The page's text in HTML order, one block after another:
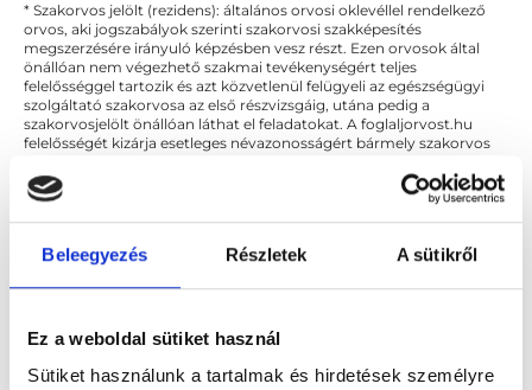
Beleegyezés Részletek A sütikről
Ez a weboldal sütiket használ
Sütiket használunk a tartalmak és hirdetések személyre
* Szakorvos jelölt (rezidens): általános orvosi oklevéllel rendelkező
orvos, aki jogszabályok szerinti szakorvosi szakképesítés
megszerzésére irányuló képzésben vesz részt. Ezen orvosok által
önállóan nem végezhető szakmai tevékenységért teljes
felelősséggel tartozik és azt közvetlenül felügyeli az egészségügyi
szolgáltató szakorvosa az első részvizsgáig, utána pedig a
szakorvosjelölt önállóan láthat el feladatokat. A foglaljorvost.hu
felelősségét kizárja esetleges névazonosságért bármely szakorvos
Főoldal Urológus
Urológus Budapest, XI. kerület
Urológiai szűrővizsgálat